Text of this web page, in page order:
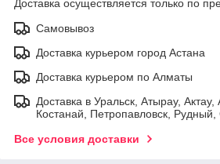
Доставка осуществляется только по
Самовывоз
Доставка курьером город Астана
Доставка курьером по Алматы
Доставка в Уральск, Атырау,
Костанай, Петропавловск,
Все условия доставки